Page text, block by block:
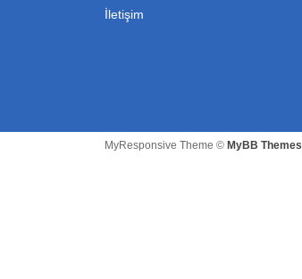
İletişim
MyResponsive Theme © MyBB Themes